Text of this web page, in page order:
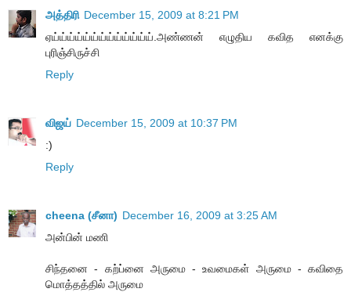
அத்திரி December 15, 2009 at 8:21 PM
ஏய்ய்ய்ய்ய்ய்ய்ய்ய்ய்ய்ய்ய்.அண்ணன் எழுதிய கவித எனக்கு
புரிஞ்சிருச்சி
Reply
விஜய் December 15, 2009 at 10:37 PM
:)
Reply
cheena (சீனா) December 16, 2009 at 3:25 AM
அன்பின் மணி
சிந்தனை - கற்ப்னை அருமை - உவமைகள் அருமை - கவிதை
மொத்தத்தில் அருமை